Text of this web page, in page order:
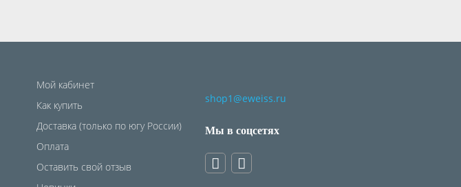
Мой кабинет
Как купить
Доставка (только по югу России)
Оплата
Оставить свой отзыв
shop1@eweiss.ru
Мы в соцсетях